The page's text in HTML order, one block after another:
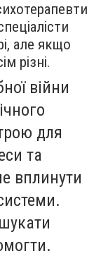
але якщо
різні.
війни
для
та
вплинути